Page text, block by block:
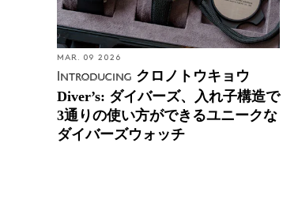
MAR. 09 2026
Introducing クロノトウキョウ
Diver’s: ダイバーズ、入れ子構造で
3通りの使い方ができるユニークな
ダイバーズウォッチ